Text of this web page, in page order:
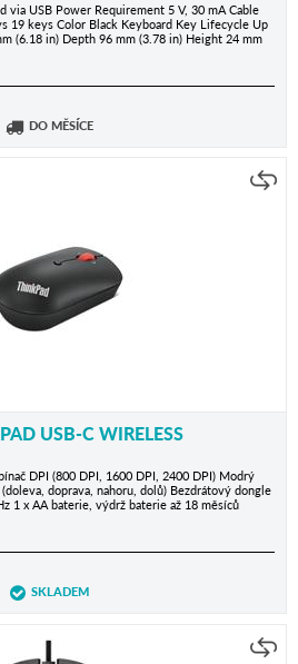
via USB Power Requirement 5 V, 30 mA Cable
19 keys Color Black Keyboard Key Lifecycle Up
(6.18 in) Depth 96 mm (3.78 in) Height 24 mm
DO MĚSÍCE
USB-C WIRELESS
DPI (800 DPI, 1600 DPI, 2400 DPI) Modrý
doprava, nahoru, dolů) Bezdrátový dongle
1 x AA baterie, výdrž baterie až 18 měsíců
SKLADEM